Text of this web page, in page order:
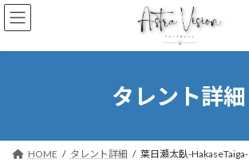
コ
ン
ン
ナ
ビ
ー
タレント詳細
HOME タレント詳細 葉日瀬太臥-HakaseTaiga-